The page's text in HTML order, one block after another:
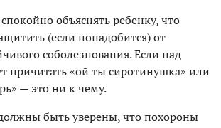
объяснять ребенку, что
(если понадобится) от
соболезнования. Если над
причитать «ой ты сиротинушка» или
— это ни к чему.
быть уверены, что похороны